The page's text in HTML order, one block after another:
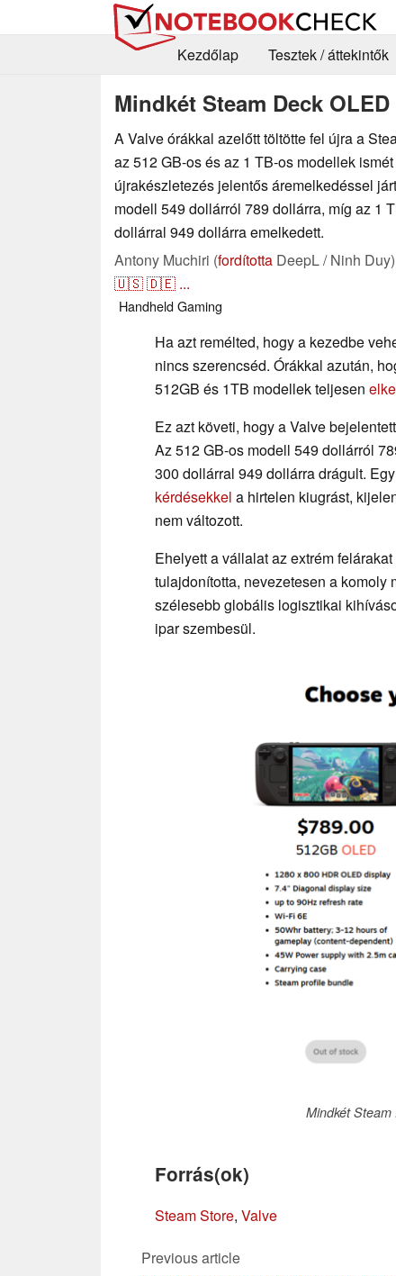
Kezdőlap
Tesztek / áttekintők
Mindkét Steam Deck
A Valve órákkal azelőtt töltötte fel újra a
az 512 GB-os és az 1 TB-os modellek
újrakészletezés jelentős áremelkedéssel
modell 549 dollárról 789 dollárra, míg az 1
dollárral 949 dollárra emelkedett.
Antony Muchiri (fordította DeepL / Ninh
🇺🇸🇩🇪 ...
HandheldGaming
Ha azt remélted, hogy a kezedbe
nincs szerencséd. Órákkal azután,
512GB és 1TB modellek teljesen
Ez azt követi, hogy a Valve
Az 512 GB-os modell 549 dollárról
300 dollárral 949 dollárra drágult.
kérdésekkel a hirtelen kiugrást,
nem változott.
Ehelyett a vállalat az extrém
tulajdonította, nevezetesen a
szélesebb globális logisztikai
ipar szembesül.
Mindkét
Forrás(ok)
Steam Store, Valve
Previous article